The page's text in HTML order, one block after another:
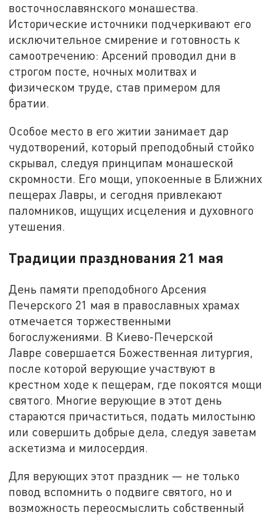
восточнославянского монашества.
Исторические источники подчеркивают его
исключительное смирение и готовность к
самоотречению: Арсений проводил дни в
строгом посте, ночных молитвах и
физическом труде, став примером для
братии.
Особое место в его житии занимает дар
чудотворений, который преподобный стойко
скрывал, следуя принципам монашеской
скромности. Его мощи, упокоенные в Ближних
пещерах Лавры, и сегодня привлекают
паломников, ищущих исцеления и духовного
утешения.
Традиции празднования 21 мая
День памяти преподобного Арсения
Печерского 21 мая в православных храмах
отмечается торжественными
богослужениями. В Киево-Печерской
Лавре совершается Божественная литургия,
после которой верующие участвуют в
крестном ходе к пещерам, где покоятся мощи
святого. Многие верующие в этот день
стараются причаститься, подать милостыню
или совершить добрые дела, следуя заветам
аскетизма и милосердия.
Для верующих этот праздник — не только
повод вспомнить о подвиге святого, но и
возможность переосмыслить собственный